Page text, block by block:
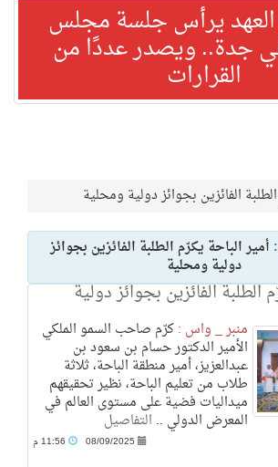
يرأس جلسة مجلس
جدة.. ويصدر عددًا من
القرارات
الفائزين بجوائز دولية ومحلية
أمير الباحة يكرّم الطلبة الفائزين بجوائز
دولية ومحلية
الطلبة الفائزين بجوائز دولية
منبر _ واس :كرّم صاحب السمو الملكي
الأمير الدكتور حسام بن سعود بن
عبدالعزيز، أمير منطقة الباحة، ثلاثة
طلاب من تعليم الباحة، نظير تحقيقهم
ميداليات فضية على مستوى العالم في
المعرض الدولي .. التفاصيل
08/09/2025